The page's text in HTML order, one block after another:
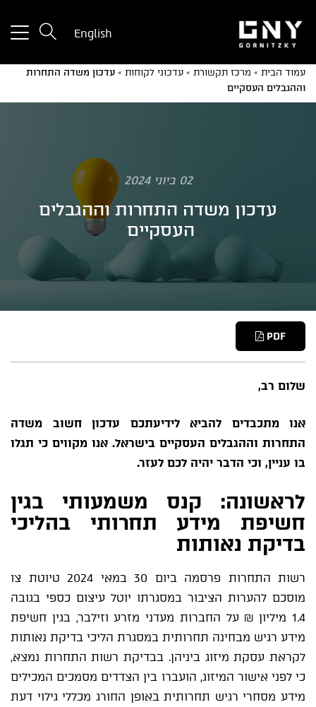
English
עמוד הבית » מרכז תקשורת » עדכוני לקוחות » עדכון משדה התחרות
וההגבלים העסקיים
02 ביוני 2024
עדכון משדה התחרות וההגבלים
העסקיים
PDF
שלום רב,
אנו מתכבדים להביאלידיעתכם עדכון חשוב משדה
התחרות וההגבלים העסקיים בישראל. אנו מקווים כי תגלו
בו עניין, וכי הדבר יהיה לכם לעזר.
לראשונה: קנס משמעותי בגין
חשיפת מידע תחרותי בהליכי
בדיקת נאותות
רשות התחרות פרסמה ביום 30 במאי 2024 טיוטת צו
מוסכם להערות הציבור במסגרתו יוטל עיצום כספי בגובה
1.4 מיליון ₪ על החברות מעדני מזרע וזילבר, בגין חשיפת
מידע רגיש מבחינה תחרותית במסגרת הליכי בדיקת נאותות
לקראת עסקת מיזוג ביניהן. בבדיקת רשות התחרות נמצא,
כי לפני אישור המיזוג, הועברו בין הצדדים מסמכים המכילים
מידע מסחרי רגיש תחרותית באופן החורג מכללי גילוי דעת